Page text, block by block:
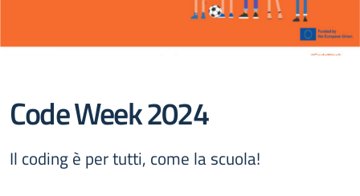
Code Week 2024
Il coding è per tutti, come la scuola!